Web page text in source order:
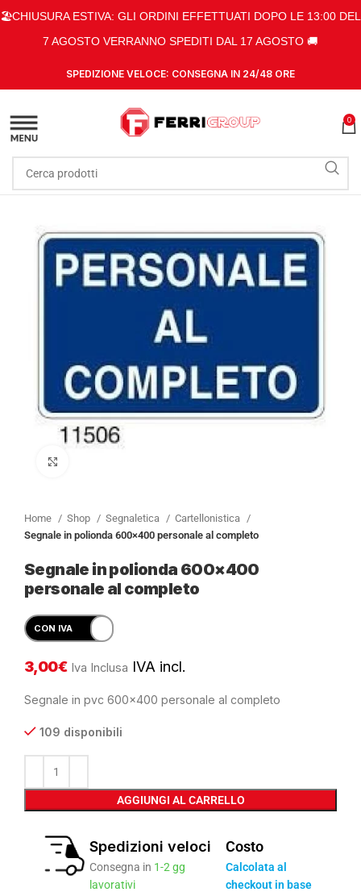
🏖️CHIUSURA ESTIVA: GLI ORDINI EFFETTUATI DOPO LE 13:00 DEL
7 AGOSTO VERRANNO SPEDITI DAL 17 AGOSTO 🚚
SPEDIZIONE VELOCE: CONSEGNA IN 24/48 ORE
0
Home Shop Segnaletica
Cartellonistica
Segnale in polionda 600×400 personale al completo
Segnale in polionda 600×400
personale al completo
3,00€ Iva Inclusa IVA incl.
Segnale in pvc 600×400 personale al completo
109 disponibili
AGGIUNGI AL CARRELLO
Spedizioni veloci
Consegna in 1-2 gg
lavorativi
Costo
Calcolata al
checkout in base